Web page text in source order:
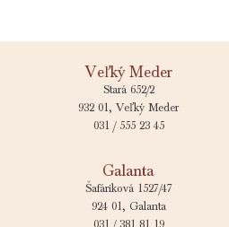
Veľký Meder
Stará 652/2
932 01, Veľký Meder
031 / 555 23 45
Galanta
Šafáriková 1527/47
924 01, Galanta